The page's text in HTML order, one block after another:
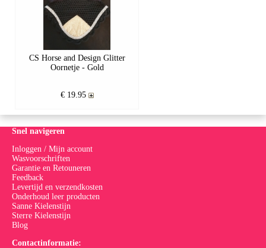
CS Horse and Design Glitter
Oornetje - Gold
€ 19.95
Snel navigeren
Inloggen / Mijn account
Wasvoorschriften
Garantie en Retouneren
Feedback
Levertijd en verzendkosten
Onderhoud leer producten
Sanne Kielenstijn
Sterre Kielenstijn
Blog
Contactinformatie: